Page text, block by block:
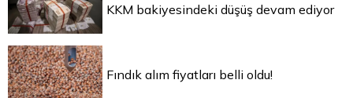
KKM bakiyesindeki düşüş devam ediyor
Fındık alım fiyatları belli oldu!